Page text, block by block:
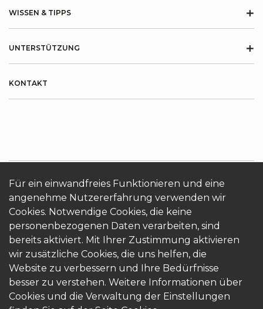
Für ein einwandfreies Funktionieren und eine
angenehme Nutzererfahrung verwenden wir
Cookies. Notwendige Cookies, die keine
personenbezogenen Daten verarbeiten, sind
bereits aktiviert. Mit Ihrer Zustimmung aktivieren
wir zusätzliche Cookies, die uns helfen, die
Website zu verbessern und Ihre Bedürfnisse
besser zu verstehen. Weitere Informationen über
Cookies und die Verwaltung der Einstellungen
WISSEN & TIPPS +
UNTERSTÜTZUNG +
KONTAKT
ÜBER KRONOTERM Cookies Login
© 2026 Kronoterm | alle Rechte vorbehalten.
KRONOTERM d.o.o.